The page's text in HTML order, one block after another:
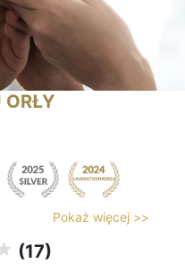
ORŁY
Pokaż więcej >>
(17)